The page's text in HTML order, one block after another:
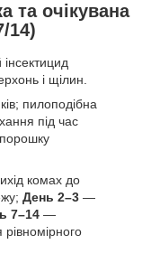
та очікувана
14)
і щілин.
пилоподібна
під час
комах до
День 2–3 —
7–14 —
рівномірного